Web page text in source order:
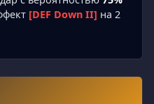
[DEF Down II] на 2